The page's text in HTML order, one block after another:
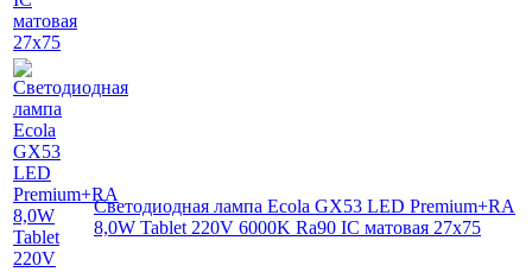
Светодиодная лампа Ecola GX53 LED Premium+RA
8,0W Tablet 220V 6000K Ra90 IC матовая 27x75